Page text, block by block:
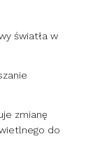
światła w
zmianę
do